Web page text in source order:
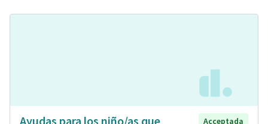
Ayudas para los niño/as que Acceptada